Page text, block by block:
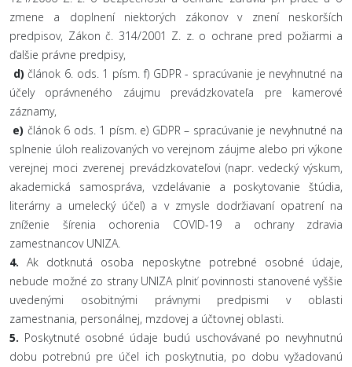
zmene a doplnení niektorých zákonov v znení neskorších
predpisov, Zákon č. 314/2001 Z. z. o ochrane pred požiarmi a
ďalšie právne predpisy,
d) článok 6. ods. 1 písm. f) GDPR - spracúvanie je nevyhnutné na
účely oprávneného záujmu prevádzkovateľa pre kamerové
záznamy,
e) článok 6 ods. 1 písm. e) GDPR – spracúvanie je nevyhnutné na
splnenie úloh realizovaných vo verejnom záujme alebo pri výkone
verejnej moci zverenej prevádzkovateľovi (napr. vedecký výskum,
akademická samospráva, vzdelávanie a poskytovanie štúdia,
literárny a umelecký účel) a v zmysle dodržiavaní opatrení na
zníženie šírenia ochorenia COVID-19 a ochrany zdravia
zamestnancov UNIZA.
4. Ak dotknutá osoba neposkytne potrebné osobné údaje,
nebude možné zo strany UNIZA plniť povinnosti stanovené vyššie
uvedenými osobitnými právnymi predpismi v oblasti
zamestnania, personálnej, mzdovej a účtovnej oblasti.
5. Poskytnuté osobné údaje budú uschovávané po nevyhnutnú
dobu potrebnú pre účel ich poskytnutia, po dobu vyžadovanú